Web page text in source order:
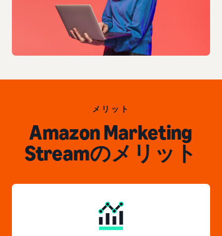
メリット
Amazon Marketing
Streamのメリット